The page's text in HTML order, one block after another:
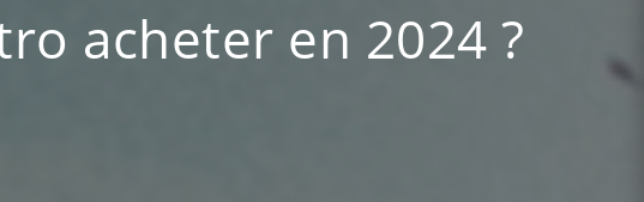
acheter en 2024 ?